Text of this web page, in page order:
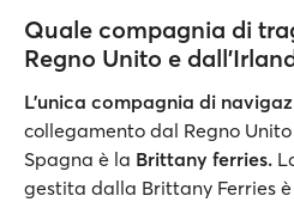
Quale compagnia di
Regno Unito e
L'unica compagnia di
collegamento dal Regno
Spagna è la Brittany ferries.
gestita dalla Brittany Ferries